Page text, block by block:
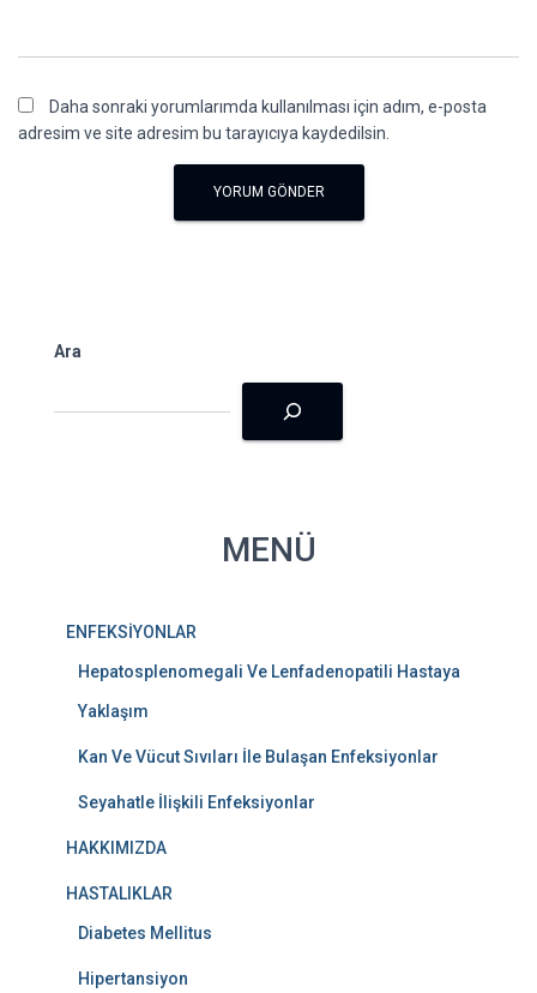
Daha sonraki yorumlarımda kullanılması için adım, e-posta
adresim ve site adresim bu tarayıcıya kaydedilsin.
Ara
MENÜ
ENFEKSİYONLAR
Hepatosplenomegali Ve Lenfadenopatili Hastaya
Yaklaşım
Kan Ve Vücut Sıvıları İle Bulaşan Enfeksiyonlar
Seyahatle İlişkili Enfeksiyonlar
HAKKIMIZDA
HASTALIKLAR
Diabetes Mellitus
Hipertansiyon